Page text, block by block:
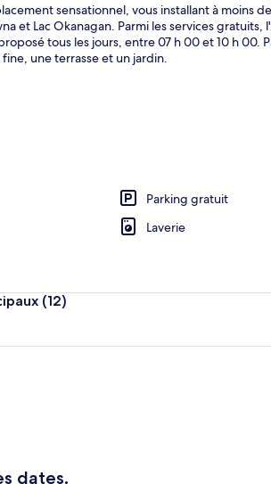
sensationnel, vous installant à moins
et Lac Okanagan. Parmi les services gratuits,
tous les jours, entre 07 h 00 et 10 h 00.
une terrasse et un jardin.
Parking gratuit
Laverie
(12)
dates.